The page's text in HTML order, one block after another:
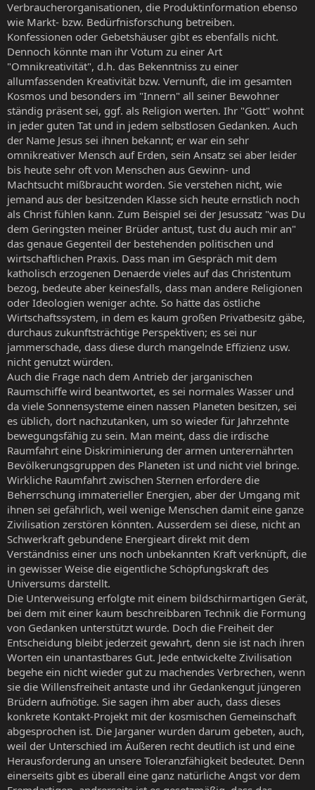
Verbraucherorganisationen, die Produktinformation ebenso
wie Markt- bzw. Bedürfnisforschung betreiben.
Konfessionen oder Gebetshäuser gibt es ebenfalls nicht.
Dennoch könnte man ihr Votum zu einer Art
"Omnikreativität", d.h. das Bekenntniss zu einer
allumfassenden Kreativität bzw. Vernunft, die im gesamten
Kosmos und besonders im "Innern" all seiner Bewohner
ständig präsent sei, ggf. als Religion werten. Ihr "Gott" wohnt
in jeder guten Tat und in jedem selbstlosen Gedanken. Auch
der Name Jesus sei ihnen bekannt; er war ein sehr
omnikreativer Mensch auf Erden, sein Ansatz sei aber leider
bis heute sehr oft von Menschen aus Gewinn- und
Machtsucht mißbraucht worden. Sie verstehen nicht, wie
jemand aus der besitzenden Klasse sich heute ernstlich noch
als Christ fühlen kann. Zum Beispiel sei der Jesussatz "was Du
dem Geringsten meiner Brüder antust, tust du auch mir an"
das genaue Gegenteil der bestehenden politischen und
wirtschaftlichen Praxis. Dass man im Gespräch mit dem
katholisch erzogenen Denaerde vieles auf das Christentum
bezog, bedeute aber keinesfalls, dass man andere Religionen
oder Ideologien weniger achte. So hätte das östliche
Wirtschaftssystem, in dem es kaum großen Privatbesitz gäbe,
durchaus zukunftsträchtige Perspektiven; es sei nur
jammerschade, dass diese durch mangelnde Effizienz usw.
nicht genutzt würden.
Auch die Frage nach dem Antrieb der jarganischen
Raumschiffe wird beantwortet, es sei normales Wasser und
da viele Sonnensysteme einen nassen Planeten besitzen, sei
es üblich, dort nachzutanken, um so wieder für Jahrzehnte
bewegungsfähig zu sein. Man meint, dass die irdische
Raumfahrt eine Diskriminierung der armen unterernährten
Bevölkerungsgruppen des Planeten ist und nicht viel bringe.
Wirkliche Raumfahrt zwischen Sternen erfordere die
Beherrschung immaterieller Energien, aber der Umgang mit
ihnen sei gefährlich, weil wenige Menschen damit eine ganze
Zivilisation zerstören könnten. Ausserdem sei diese, nicht an
Schwerkraft gebundene Energieart direkt mit dem
Verständniss einer uns noch unbekannten Kraft verknüpft, die
in gewisser Weise die eigentliche Schöpfungskraft des
Universums darstellt.
Die Unterweisung erfolgte mit einem bildschirmartigen Gerät,
bei dem mit einer kaum beschreibbaren Technik die Formung
von Gedanken unterstützt wurde. Doch die Freiheit der
Entscheidung bleibt jederzeit gewahrt, denn sie ist nach ihren
Worten ein unantastbares Gut. Jede entwickelte Zivilisation
begehe ein nicht wieder gut zu machendes Verbrechen, wenn
sie die Willensfreiheit antaste und ihr Gedankengut jüngeren
Brüdern aufnötige. Sie sagen ihm aber auch, dass dieses
konkrete Kontakt-Projekt mit der kosmischen Gemeinschaft
abgesprochen ist. Die Jarganer wurden darum gebeten, auch,
weil der Unterschied im Äußeren recht deutlich ist und eine
Herausforderung an unsere Toleranzfähigkeit bedeutet. Denn
einerseits gibt es überall eine ganz natürliche Angst vor dem